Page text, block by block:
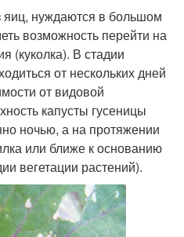
нуждаются в большом
возможность перейти на
(куколка). В стадии
от нескольких дней
от видовой
капусты гусеницы
ночью, а на протяжении
или ближе к основанию
вегетации растений).